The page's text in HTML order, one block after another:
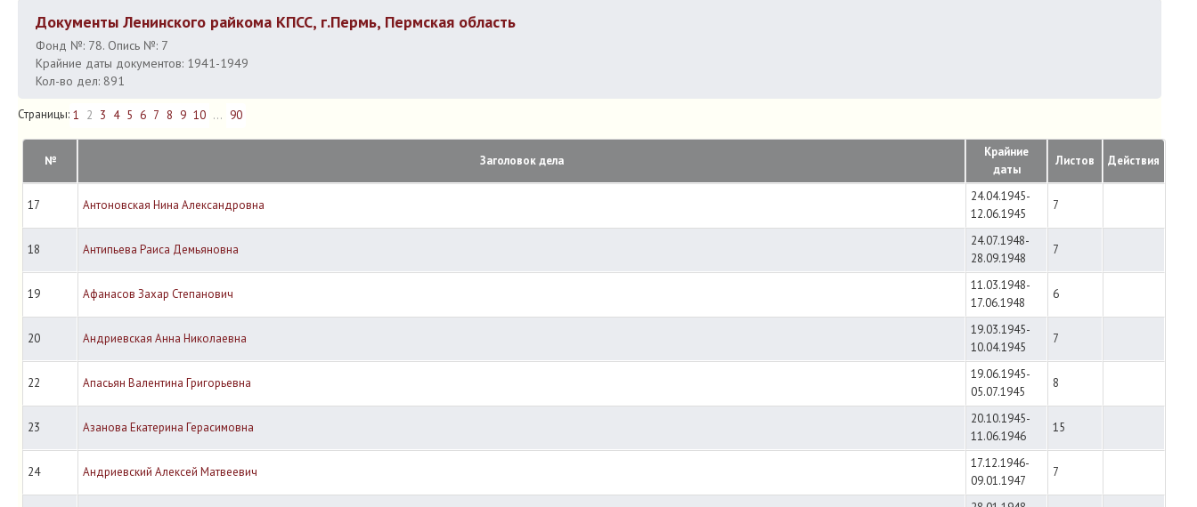
Документы Ленинского райкома КПСС, г.Пермь, Пермская область
Фонд №: 78. Опись №: 7
Крайние даты документов: 1941-1949
Кол-во дел: 891
Страницы: 1 2 3 4 5 6 7 8 9 10 ... 90
№ Заголовок дела
Крайние
даты
Листов Действия
17 Антоновская Нина Александровна
24.04.1945-
12.06.1945
7
18 Антипьева Раиса Демьяновна
24.07.1948-
28.09.1948
7
19 Афанасов Захар Степанович
11.03.1948-
17.06.1948
6
20 Андриевская Анна Николаевна
19.03.1945-
10.04.1945
7
22 Апасьян Валентина Григорьевна
19.06.1945-
05.07.1945
8
23 Азанова Екатерина Герасимовна
20.10.1945-
11.06.1946
15
24 Андриевский Алексей Матвеевич
17.12.1946-
09.01.1947
7